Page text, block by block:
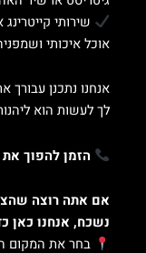
שירותי
אוכל איכותי
אנחנו נתכנן
לך לעשות הוא
הזמן להפוך
אם אתה רוצה
נשכח, אנחנו כאן
בחר את המקום